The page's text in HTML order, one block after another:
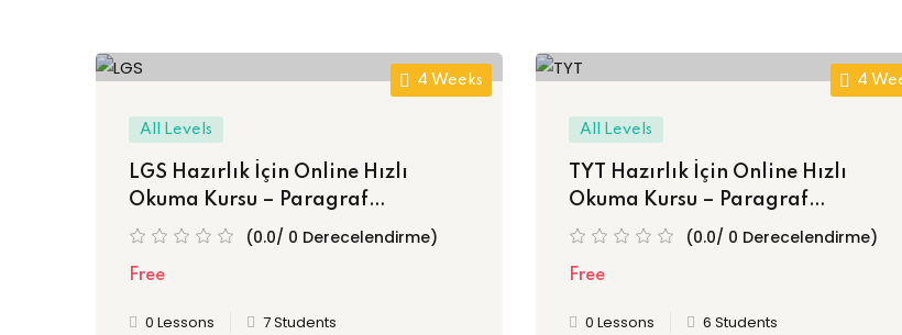
4 Weeks
All Levels
LGS Hazırlık İçin Online Hızlı
Okuma Kursu – Paragraf
Sorularında Zaman Kazan,
(0.0/ 0 Derecelendirme)
Free
0 Lessons 7 Students
4
All Levels
TYT Hazırlık İçin Online Hızlı
Okuma Kursu – Paragraf
Sorularında Hız Kazan, Süreyi
(0.0/ 0 Derecelendirme)
Free
0 Lessons 6 Students
Already have an account?Sign in